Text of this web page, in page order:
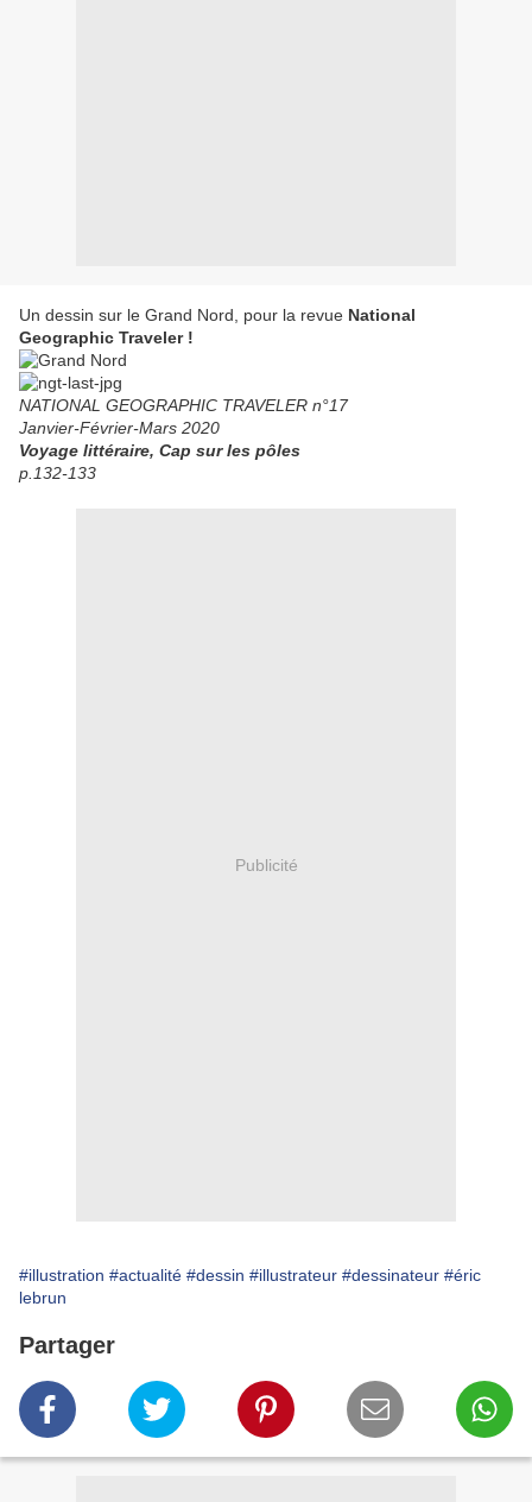
Un dessin sur le Grand Nord, pour la revue National
Geographic Traveler !
NATIONAL GEOGRAPHIC TRAVELER n°17
Janvier-Février-Mars 2020
Voyage littéraire, Cap sur les pôles
p.132-133
Publicité
#illustration #actualité #dessin #illustrateur #dessinateur #éric
lebrun
Partager